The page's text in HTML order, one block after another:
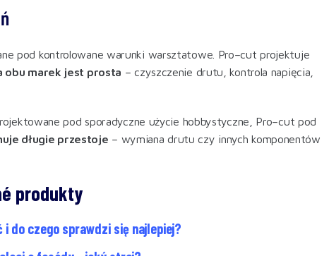
pod kontrolowane warunki warsztatowe. Pro–cut projektuje
obu marek jest prosta – czyszczenie drutu, kontrola napięcia,
pod sporadyczne użycie hobbystyczne, Pro–cut pod
długie przestoje – wymiana drutu czy innych komponentów
produkty
do czego sprawdzi się najlepiej?